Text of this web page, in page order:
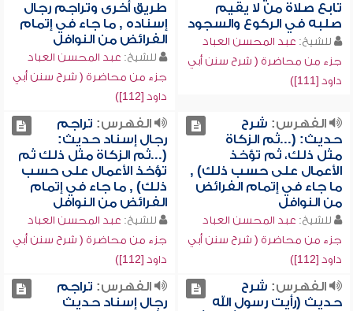
تابع صلاة من لا يقيم
صلبه في الركوع والسجود
للشيخ: عبد المحسن العباد
جزء من محاضرة ( شرح سنن أبي
داود [111])
طريق أخرى وتراجم رجال
إسناده , ما جاء في إتمام
الفرائض من النوافل
للشيخ: عبد المحسن العباد
جزء من محاضرة ( شرح سنن أبي
داود [112])
الفهرس: شرح
حديث: (...ثم الزكاة
مثل ذلك، ثم تؤخذ
الأعمال على حسب ذلك) ,
ما جاء في إتمام الفرائض
من النوافل
للشيخ: عبد المحسن العباد
جزء من محاضرة ( شرح سنن أبي
داود [112])
الفهرس: تراجم
رجال إسناد حديث:
(...ثم الزكاة مثل ذلك ثم
تؤخذ الأعمال على حسب
ذلك) , ما جاء في إتمام
الفرائض من النوافل
للشيخ: عبد المحسن العباد
جزء من محاضرة ( شرح سنن أبي
داود [112])
الفهرس: شرح
حديث (رأيت رسول الله
الفهرس: تراجم
رجال إسناد حديث